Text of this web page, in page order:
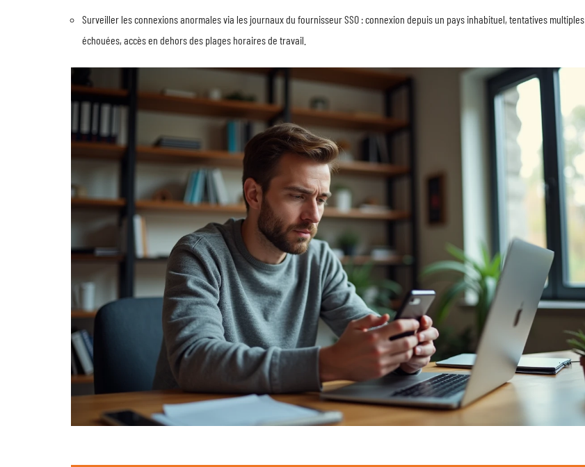
Surveiller les connexions anormales via les journaux du fournisseur SSO : connexion depuis un pays inhabituel, tentatives multiples
échouées, accès en dehors des plages horaires de travail.